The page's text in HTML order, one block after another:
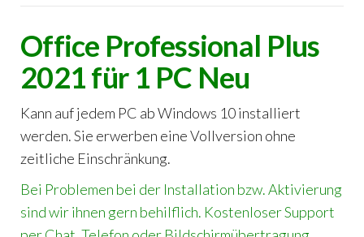
Office Professional Plus
2021 für 1 PC Neu
Kann auf jedem PC ab Windows 10 installiert
werden. Sie erwerben eine Vollversion ohne
zeitliche Einschränkung.
Bei Problemen bei der Installation bzw. Aktivierung
sind wir ihnen gern behilflich. Kostenloser Support